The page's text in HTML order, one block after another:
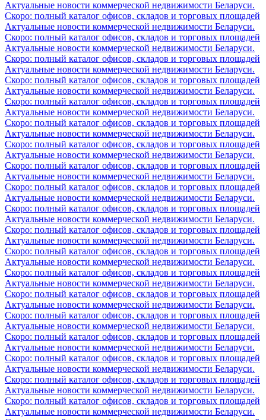
Актуальные новости коммерческой недвижимости Беларуси.
Скоро: полный каталог офисов, складов и торговых площадей
Актуальные новости коммерческой недвижимости Беларуси.
Скоро: полный каталог офисов, складов и торговых площадей
Актуальные новости коммерческой недвижимости Беларуси.
Скоро: полный каталог офисов, складов и торговых площадей
Актуальные новости коммерческой недвижимости Беларуси.
Скоро: полный каталог офисов, складов и торговых площадей
Актуальные новости коммерческой недвижимости Беларуси.
Скоро: полный каталог офисов, складов и торговых площадей
Актуальные новости коммерческой недвижимости Беларуси.
Скоро: полный каталог офисов, складов и торговых площадей
Актуальные новости коммерческой недвижимости Беларуси.
Скоро: полный каталог офисов, складов и торговых площадей
Актуальные новости коммерческой недвижимости Беларуси.
Скоро: полный каталог офисов, складов и торговых площадей
Актуальные новости коммерческой недвижимости Беларуси.
Скоро: полный каталог офисов, складов и торговых площадей
Актуальные новости коммерческой недвижимости Беларуси.
Скоро: полный каталог офисов, складов и торговых площадей
Актуальные новости коммерческой недвижимости Беларуси.
Скоро: полный каталог офисов, складов и торговых площадей
Актуальные новости коммерческой недвижимости Беларуси.
Скоро: полный каталог офисов, складов и торговых площадей
Актуальные новости коммерческой недвижимости Беларуси.
Скоро: полный каталог офисов, складов и торговых площадей
Актуальные новости коммерческой недвижимости Беларуси.
Скоро: полный каталог офисов, складов и торговых площадей
Актуальные новости коммерческой недвижимости Беларуси.
Скоро: полный каталог офисов, складов и торговых площадей
Актуальные новости коммерческой недвижимости Беларуси.
Скоро: полный каталог офисов, складов и торговых площадей
Актуальные новости коммерческой недвижимости Беларуси.
Скоро: полный каталог офисов, складов и торговых площадей
Актуальные новости коммерческой недвижимости Беларуси.
Скоро: полный каталог офисов, складов и торговых площадей
Актуальные новости коммерческой недвижимости Беларуси.
Скоро: полный каталог офисов, складов и торговых площадей
Актуальные новости коммерческой недвижимости Беларуси.